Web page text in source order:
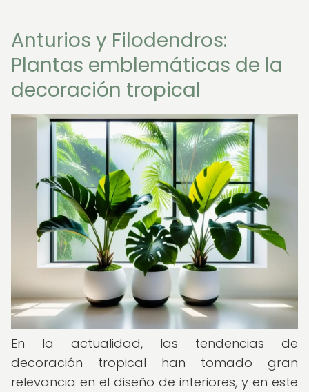
Anturios y Filodendros:
Plantas emblemáticas de la
decoración tropical
En la actualidad, las tendencias de
decoración tropical han tomado gran
relevancia en el diseño de interiores, y en este